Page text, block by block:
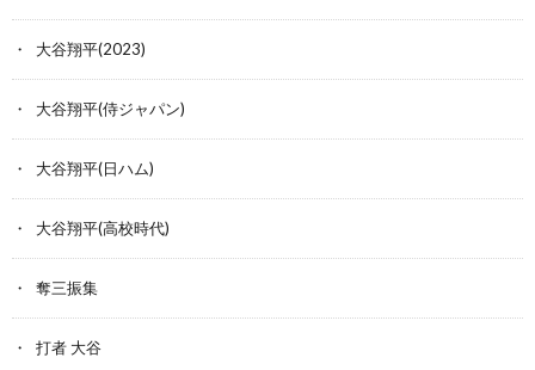
大谷翔平(2023)
大谷翔平(侍ジャパン)
大谷翔平(日ハム)
大谷翔平(高校時代)
奪三振集
打者 大谷